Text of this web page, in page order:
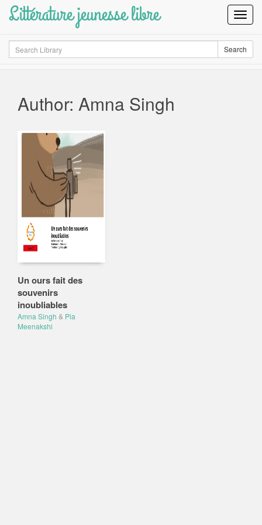
Littérature jeunesse libre
Search Search
Author: Amna Singh
Un ours fait des
souvenirs
inoubliables
Amna Singh & Pia
Meenakshi